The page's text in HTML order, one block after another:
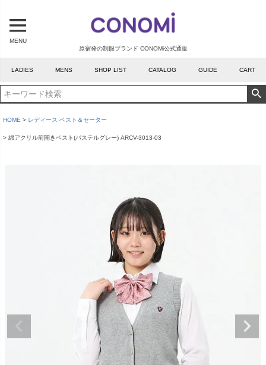
原宿発の制服ブランド CONOMi公式通販
MENU
LADIES MENS SHOP LIST CATALOG GUIDE CART
HOME レディース ベスト＆セーター
綿アクリル前開きベスト(パステルグレー) ARCV-3013-03